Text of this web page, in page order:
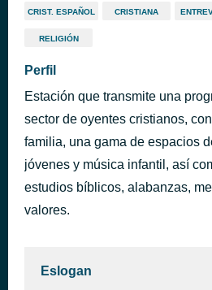
SPA-
Grupo El Bálsamo
La Gloria Es De Papi
Representante
CRIST. ESPAÑOL CRISTIANA
RELIGIÓN
Perfil
Estación que transmite una
sector de oyentes cristianos,
familia, una gama de espacios
jóvenes y música infantil, así
estudios bíblicos, alabanzas,
valores.
Eslogan